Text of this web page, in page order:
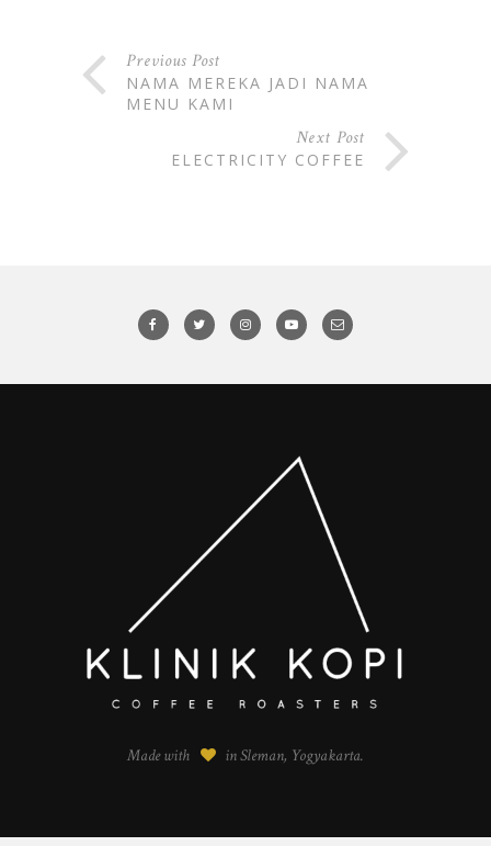
Previous Post
NAMA MEREKA JADI NAMA
MENU KAMI
Next Post
ELECTRICITY COFFEE
Made with in Sleman, Yogyakarta.